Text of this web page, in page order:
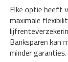
Elke optie heeft
maximale
Banksparen kan
minder garanties.